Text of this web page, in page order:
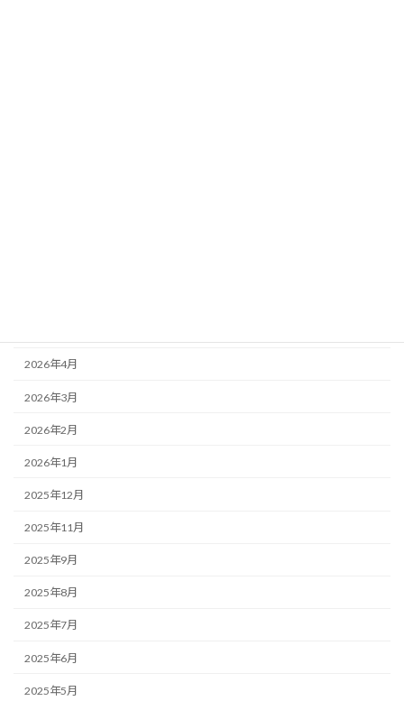
2026年4月
2026年3月
2026年2月
2026年1月
2025年12月
2025年11月
2025年9月
2025年8月
2025年7月
2025年6月
2025年5月